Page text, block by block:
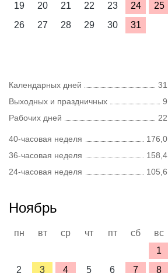
19
20 21 22 23 24
25
26
27 28 29 30 31
Календарных дней
31
Выходных и праздничных
9
Рабочих дней
22
40-часовая неделя
176,0
36-часовая неделя
158,4
24-часовая неделя
105,6
Ноябрь
пн вт ср чт пт сб
вс
1
2
3 4 5 6 7 8